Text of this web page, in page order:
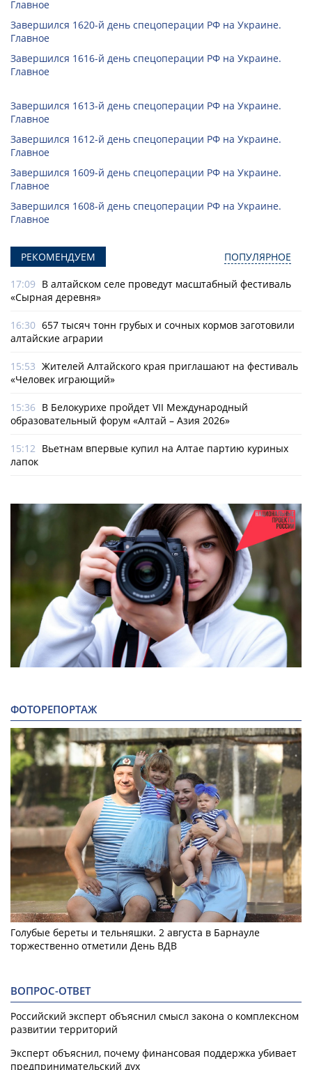
Главное
Завершился 1620-й день спецоперации РФ на Украине.
Главное
Завершился 1616-й день спецоперации РФ на Украине.
Главное
Завершился 1613-й день спецоперации РФ на Украине.
Главное
Завершился 1612-й день спецоперации РФ на Украине.
Главное
Завершился 1609-й день спецоперации РФ на Украине.
Главное
Завершился 1608-й день спецоперации РФ на Украине.
Главное
РЕКОМЕНДУЕМ ПОПУЛЯРНОЕ
17:09 В алтайском селе проведут масштабный фестиваль
«Сырная деревня»
16:30 657 тысяч тонн грубых и сочных кормов заготовили
алтайские аграрии
15:53 Жителей Алтайского края приглашают на фестиваль
«Человек играющий»
15:36 В Белокурихе пройдет VII Международный
образовательный форум «Алтай – Азия 2026»
15:12 Вьетнам впервые купил на Алтае партию куриных
лапок
ФОТОРЕПОРТАЖ
Голубые береты и тельняшки. 2 августа в Барнауле
торжественно отметили День ВДВ
ВОПРОС-ОТВЕТ
Российский эксперт объяснил смысл закона о комплексном
развитии территорий
Эксперт объяснил, почему финансовая поддержка убивает
предпринимательский дух